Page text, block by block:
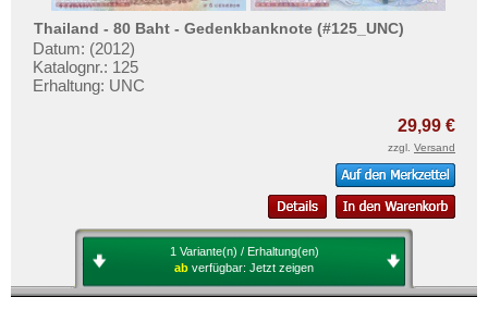
Thailand - 80 Baht - Gedenkbanknote (#125_UNC)
Datum: (2012)
Katalognr.: 125
Erhaltung: UNC
29,99 €
zzgl. Versand
1 Variante(n) / Erhaltung(en)
ab verfügbar: Jetzt zeigen